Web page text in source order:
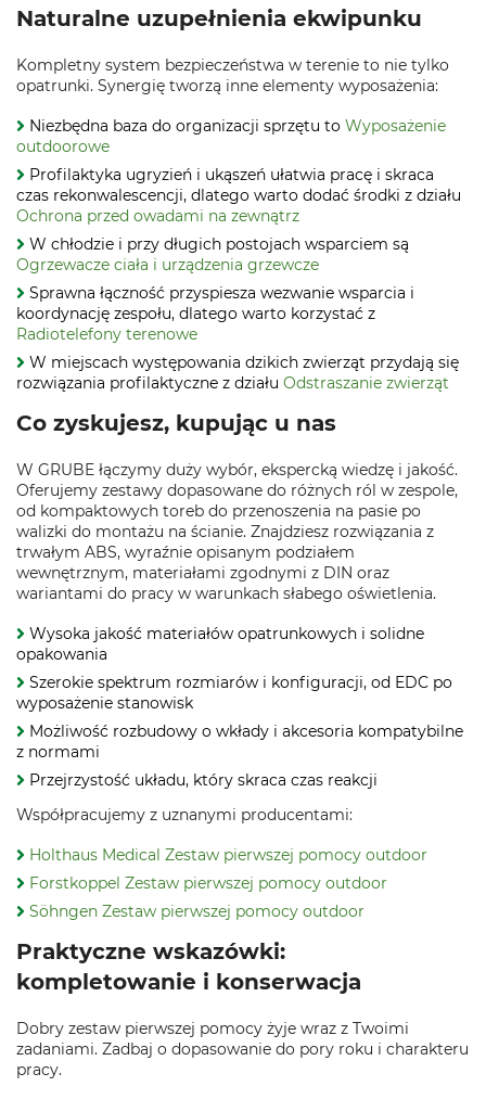
Naturalne uzupełnienia ekwipunku
Kompletny system bezpieczeństwa w terenie to nie tylko
opatrunki. Synergię tworzą inne elementy wyposażenia:
Niezbędna baza do organizacji sprzętu to Wyposażenie
outdoorowe
Profilaktyka ugryzień i ukąszeń ułatwia pracę i skraca
czas rekonwalescencji, dlatego warto dodać środki z działu
Ochrona przed owadami na zewnątrz
W chłodzie i przy długich postojach wsparciem są
Ogrzewacze ciała i urządzenia grzewcze
Sprawna łączność przyspiesza wezwanie wsparcia i
koordynację zespołu, dlatego warto korzystać z
Radiotelefony terenowe
W miejscach występowania dzikich zwierząt przydają się
rozwiązania profilaktyczne z działu Odstraszanie zwierząt
Co zyskujesz, kupując u nas
W GRUBE łączymy duży wybór, ekspercką wiedzę i jakość.
Oferujemy zestawy dopasowane do różnych ról w zespole,
od kompaktowych toreb do przenoszenia na pasie po
walizki do montażu na ścianie. Znajdziesz rozwiązania z
trwałym ABS, wyraźnie opisanym podziałem
wewnętrznym, materiałami zgodnymi z DIN oraz
wariantami do pracy w warunkach słabego oświetlenia.
Wysoka jakość materiałów opatrunkowych i solidne
opakowania
Szerokie spektrum rozmiarów i konfiguracji, od EDC po
wyposażenie stanowisk
Możliwość rozbudowy o wkłady i akcesoria kompatybilne
z normami
Przejrzystość układu, który skraca czas reakcji
Współpracujemy z uznanymi producentami:
Holthaus Medical Zestaw pierwszej pomocy outdoor
Forstkoppel Zestaw pierwszej pomocy outdoor
Söhngen Zestaw pierwszej pomocy outdoor
Praktyczne wskazówki:
kompletowanie i konserwacja
Dobry zestaw pierwszej pomocy żyje wraz z Twoimi
zadaniami. Zadbaj o dopasowanie do pory roku i charakteru
pracy.